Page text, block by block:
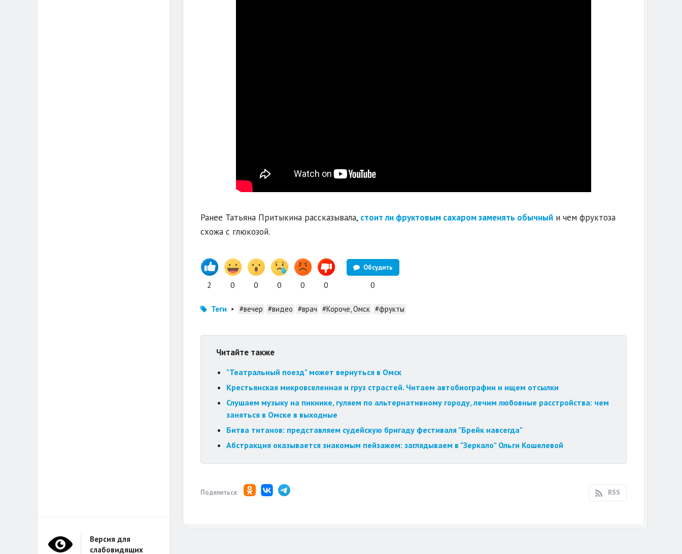
Ранее Татьяна Притыкина рассказывала, стоит ли фруктовым сахаром заменять обычныйи чем фруктоза
схожа с глюкозой.
2 0 0 0 0 0
Обсудить
0
Теги • #вечер #видео #врач #Короче, Омск #фрукты
Читайте также
"Театральный поезд" может вернуться в Омск
Крестьянская микровселенная и груз страстей. Читаем автобиографии и ищем отсылки
Слушаем музыку на пикнике, гуляем по альтернативному городу, лечим любовные расстройства: чем
заняться в Омске в выходные
Битва титанов: представляем судейскую бригаду фестиваля "Брейк навсегда"
Абстракция оказывается знакомым пейзажем: заглядываем в "Зеркало" Ольги Кошелевой
Поделиться: RSS
Версия для
слабовидящих